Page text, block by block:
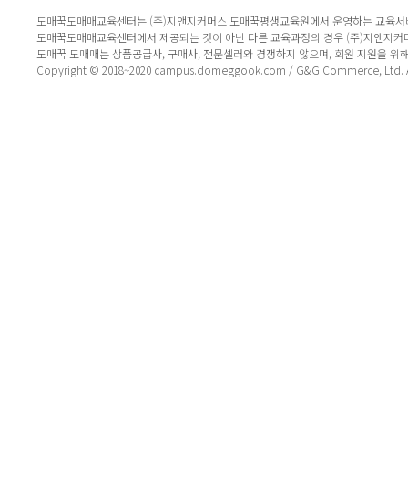
도매꾹도매매교육센터는 (주)지앤지커머스 도매꾹평생교육원에서 운영하는 교육
도매꾹도매매교육센터에서 제공되는 것이 아닌 다른 교육과정의 경우 (주)지앤지
도매꾹 도매매는 상품공급사, 구매사, 전문셀러와 경쟁하지 않으며, 회원 지원을 위
Copyright © 2018~2020 campus.domeggook.com / G&G Commerce, Ltd.